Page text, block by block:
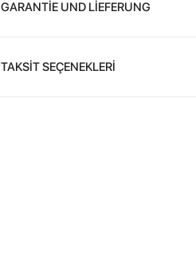
GARANTİE UND LİEFERUNG
TAKSİT SEÇENEKLERİ